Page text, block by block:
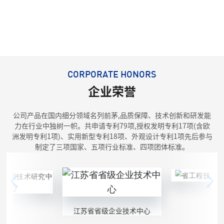
CORPORATE HONORS
企业荣誉
公司产品在国内细分领域名列前茅,品质保障、技术创新和研发能
力在行业中独树一帜。共申请专利79项,授权发明专利17项(含欧
洲发明专利1项)、实用新型专利18项、外观设计专利1项先后参与
制定了三项国家、五项行业标准、四项团体标准。
江苏省省级企业技术中心